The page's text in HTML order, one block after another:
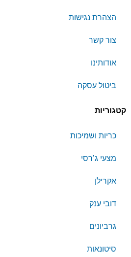
הצהרת נגישות
צור קשר
אודותינו
ביטול עסקה
קטגוריות
כריות ושמיכות
מצעי ג’רסי
אקרילן
דובי ענק
גרביונים
סיטונאות